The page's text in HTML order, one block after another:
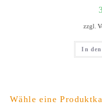
zzgl.
In
Wähle eine